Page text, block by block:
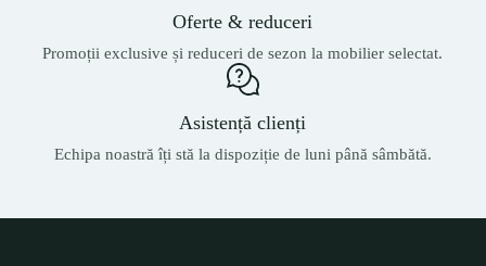
Oferte & reduceri
Promoții exclusive și reduceri de sezon la mobilier selectat.
Asistență clienți
Echipa noastră îți stă la dispoziție de luni până sâmbătă.